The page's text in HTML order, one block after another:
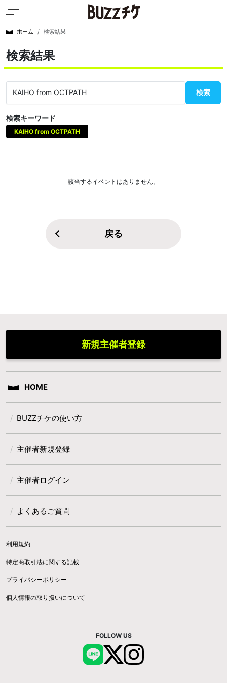
ホーム 検索結果
検索結果
検索
検索キーワード
KAIHO from OCTPATH
該当するイベントはありません。
戻る
新規主催者登録
HOME
BUZZチケの使い方
主催者新規登録
主催者ログイン
よくあるご質問
利用規約
特定商取引法に関する記載
プライバシーポリシー
個人情報の取り扱いについて
FOLLOW US